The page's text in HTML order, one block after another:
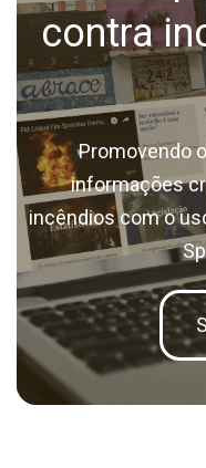
contra
Promovendo
informações
incêndios com o